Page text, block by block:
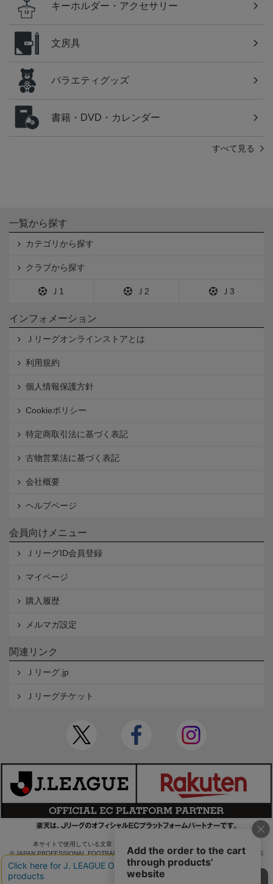
キーホルダー・アクセサリー
文房具
バラエティグッズ
書籍・DVD・カレンダー
すべて見る
一覧から探す
カテゴリから探す
クラブから探す
Ｊ1 Ｊ2 Ｊ3
インフォメーション
Ｊリーグオンラインストアとは
利用規約
個人情報保護方針
Cookieポリシー
特定商取引法に基づく表記
古物営業法に基づく表記
会社概要
ヘルプページ
会員向けメニュー
ＪリーグID会員登録
マイページ
購入履歴
メルマガ設定
関連リンク
Ｊリーグ.jp
Ｊリーグチケット
本サイトで使用している文章・画像等の無断での複製・転載を禁止します。
© JAPAN PROFESSIONAL FOOTBALL LEAGUE Rakuten Group, Inc. ALL RIGHTS RE
SERVED.